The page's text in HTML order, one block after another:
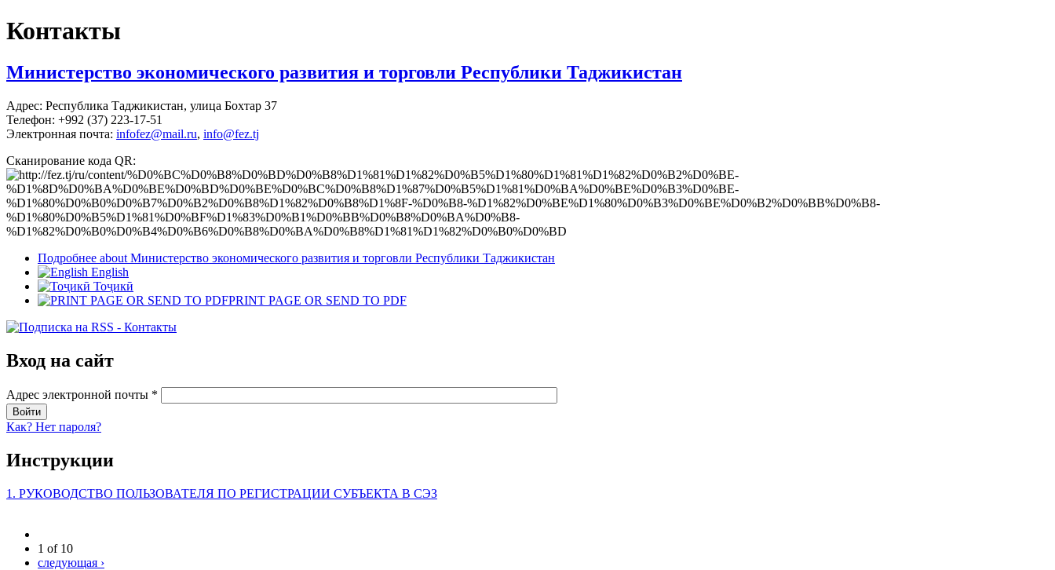
Контакты
Министерство экономического развития и торговли Республики Таджикистан
Адрес: Республика Таджикистан, улица Бохтар 37
Телефон: +992 (37) 223-17-51
Электронная почта: infofez@mail.ru, info@fez.tj
Сканирование кода QR:
Подробнее about Министерство экономического развития и торговли Республики Таджикистан
English
Тоҷикӣ
PRINT PAGE OR SEND TO PDF
Вход на сайт
Адрес электронной почты *
Как? Нет пароля?
Инструкции
1. РУКОВОДСТВО ПОЛЬЗОВАТЕЛЯ ПО РЕГИСТРАЦИИ СУБЪЕКТА В СЭЗ
1 of 10
следующая ›